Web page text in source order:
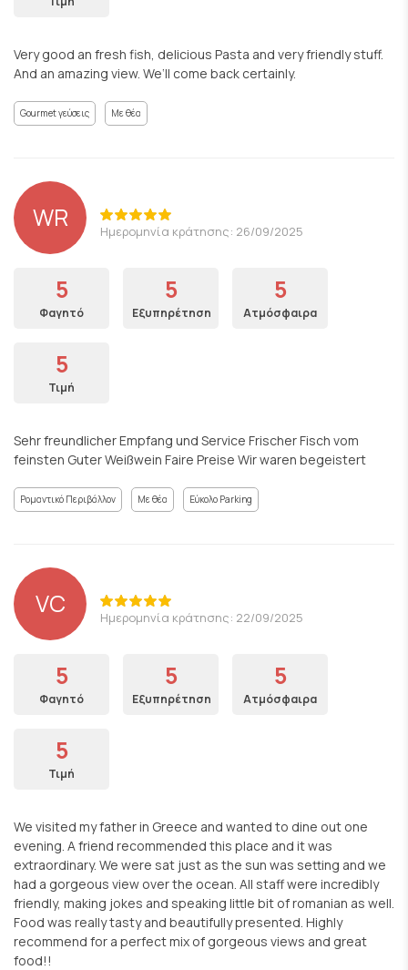
Very good an fresh fish, delicious Pasta and very friendly stuff.
And an amazing view. We‘ll come back certainly.
Gourmet γεύσεις Με θέα
WR Ημερομηνία κράτησης: 26/09/2025
5
Φαγητό
5
Εξυπηρέτηση
5
Ατμόσφαιρα
5
Τιμή
Sehr freundlicher Empfang und Service Frischer Fisch vom
feinsten Guter Weißwein Faire Preise Wir waren begeistert
Ρομαντικό Περιβάλλον Με θέα Εύκολο Parking
VC Ημερομηνία κράτησης: 22/09/2025
5
Φαγητό
5
Εξυπηρέτηση
5
Ατμόσφαιρα
5
Τιμή
We visited my father in Greece and wanted to dine out one
evening. A friend recommended this place and it was
extraordinary. We were sat just as the sun was setting and we
had a gorgeous view over the ocean. All staff were incredibly
friendly, making jokes and speaking little bit of romanian as well.
Food was really tasty and beautifully presented. Highly
recommend for a perfect mix of gorgeous views and great
food!!